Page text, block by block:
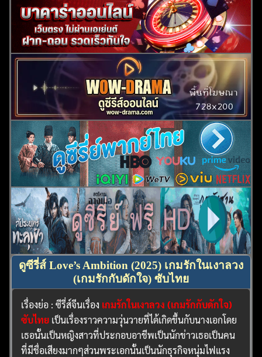
ค้นหา
สำหรับ:
ดูซีรี่ส์ Love’s Ambition (2025) เกมรักในเงาลวง
(เกมรักกับดักใจ) ซับไทย
เรื่องย่อ : ซีรี่ส์จีนเรื่อง เกมรักในเงาลวง (เกมรักกับดักใจ)
ซับไทย เป็นเรื่องราวความวุ่นวายที่ได้เกิดขึ้นกับนางเอกโดย
เธอนั้นเป็นหญิงสาวที่ประกอบอาชีพเป็นนักข่าวเธอเป็นคน
ที่มีชื่อเสียงมากๆส่วนพระเอกนั้นเป็นนักธุรกิจหนุ่มไฟแรง